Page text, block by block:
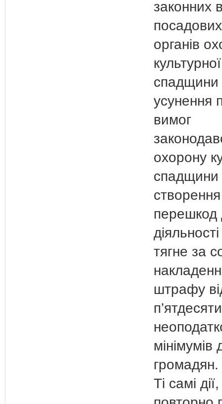
законних
органів
культурної
усунення
вимог
охорону
спадщини
створення
перешкод
тягне за
штрафу
мінімумів
громадян.
Ті самі